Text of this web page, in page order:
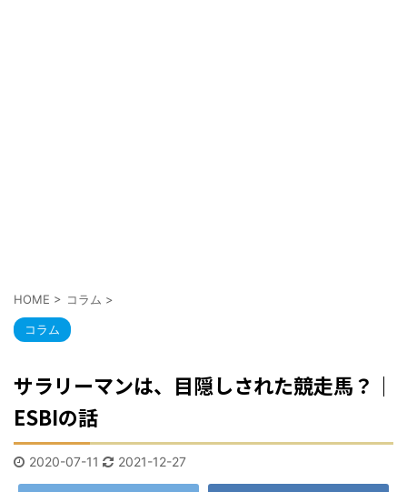
HOME > コラム >
コラム
サラリーマンは、目隠しされた競走馬？｜
ESBIの話
2020-07-11 2021-12-27